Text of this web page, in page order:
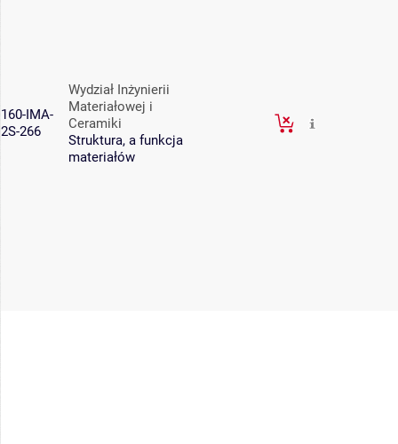
160-IMA-
2S-266
Wydział Inżynierii
Materiałowej i
Ceramiki
Struktura, a funkcja
materiałów